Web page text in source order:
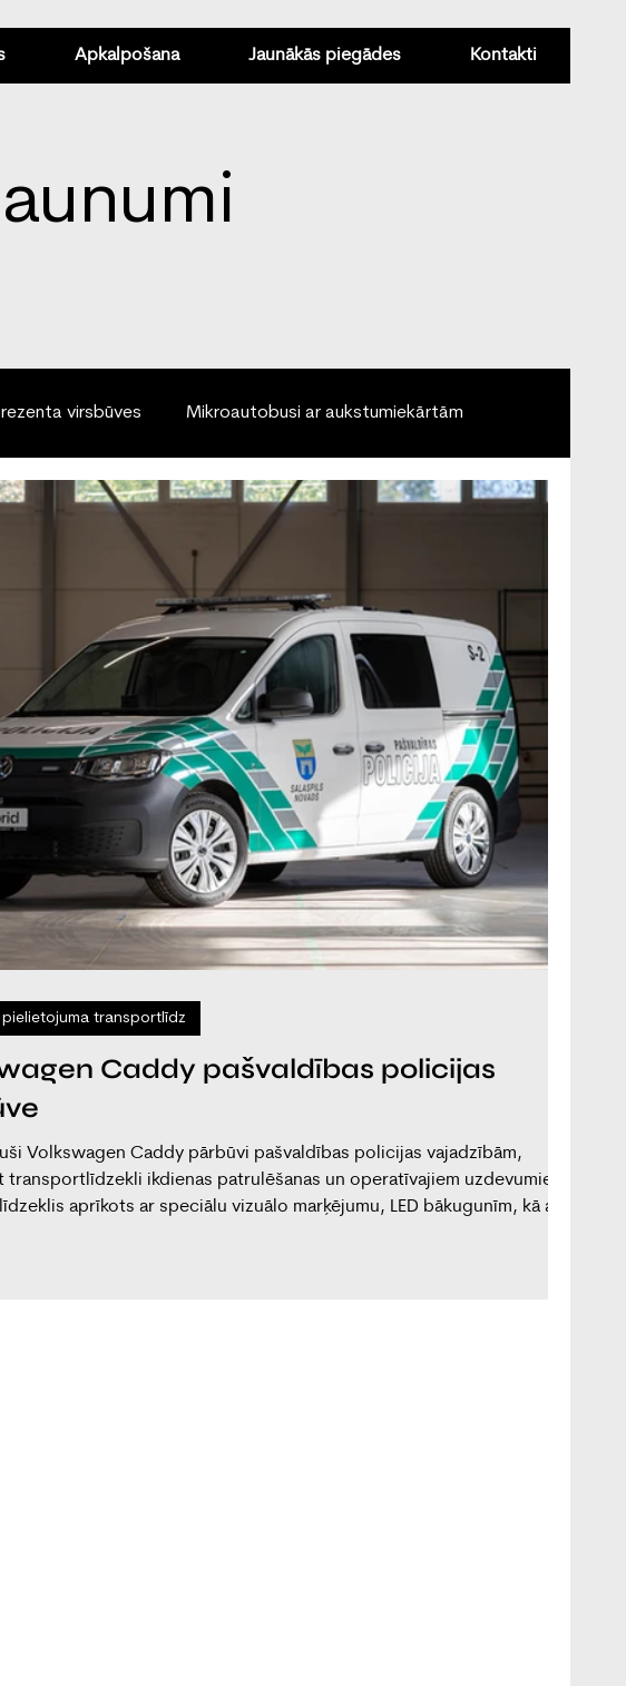
Apkalpošana Jaunākās piegādes Kontakti
virsbūves Mikroautobusi ar aukstumiekārtām
Pasažieru mikroautobusi Mobilās darbnīcas
Caddy pašvaldības policijas
Volkswagen Caddy pārbūvi pašvaldības policijas vajadzībām,
transportlīdzekli ikdienas patrulēšanas un operatīvajiem uzdevumiem.
aprīkots ar speciālu vizuālo marķējumu, LED bākugunīm, kā arī
transportlīdz